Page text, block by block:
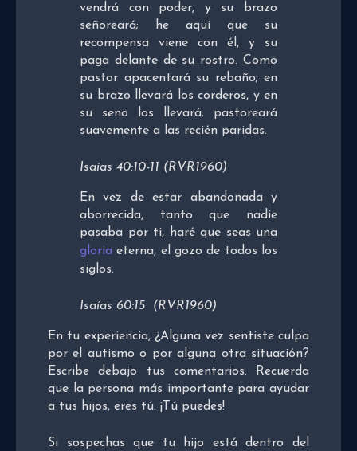
vendrá con poder, y su brazo
señoreará; he aquí que su
recompensa viene con él, y su
paga delante de su rostro. Como
pastor apacentará su rebaño; en
su brazo llevará los corderos, y en
su seno los llevará; pastoreará
suavemente a las recién paridas.
Isaías 40:10-11 (RVR1960)
En vez de estar abandonada y
aborrecida, tanto que nadie
pasaba por ti, haré que seas una
gloria eterna, el gozo de todos los
siglos.
Isaías 60:15 (RVR1960)
En tu experiencia, ¿Alguna vez sentiste culpa
por el autismo o por alguna otra situación?
Escribe debajo tus comentarios. Recuerda
que la persona más importante para ayudar
a tus hijos, eres tú. ¡Tú puedes!
Si sospechas que tu hijo está dentro del